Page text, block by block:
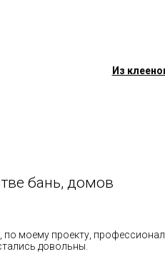
Из
бань, домов
по моему проекту,
довольны.